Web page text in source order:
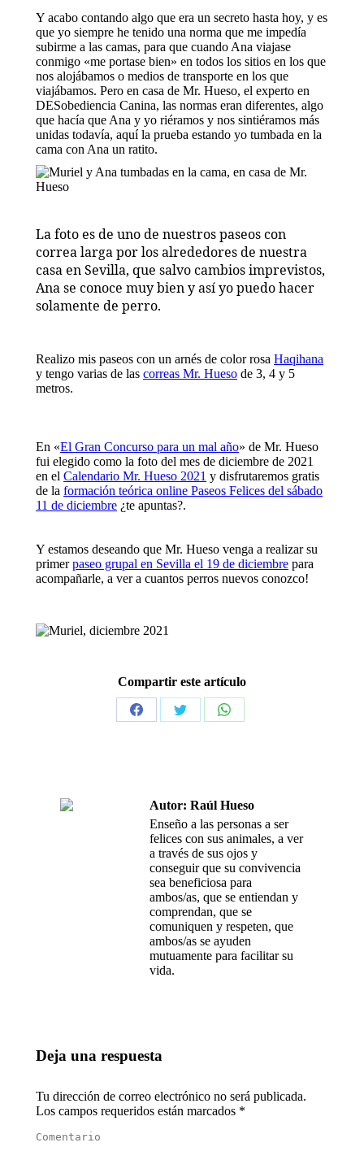
Y acabo contando algo que era un secreto hasta hoy, y es
que yo siempre he tenido una norma que me impedía
subirme a las camas, para que cuando Ana viajase
conmigo «me portase bien» en todos los sitios en los que
nos alojábamos o medios de transporte en los que
viajábamos. Pero en casa de Mr. Hueso, el experto en
DESobediencia Canina, las normas eran diferentes, algo
que hacía que Ana y yo riéramos y nos sintiéramos más
unidas todavía, aquí la prueba estando yo tumbada en la
cama con Ana un ratito.
La foto es de uno de nuestros paseos con
correa larga por los alrededores de nuestra
casa en Sevilla, que salvo cambios imprevistos,
Ana se conoce muy bien y así yo puedo hacer
solamente de perro.
Realizo mis paseos con un arnés de color rosa Haqihana
y tengo varias de las correas Mr. Hueso de 3, 4 y 5
metros.
En «El Gran Concurso para un mal año» de Mr. Hueso
fui elegido como la foto del mes de diciembre de 2021
en el Calendario Mr. Hueso 2021 y disfrutaremos gratis
de la formación teórica online Paseos Felices del sábado
11 de diciembre ¿te apuntas?.
Y estamos deseando que Mr. Hueso venga a realizar su
primerpaseo grupal en Sevilla el 19 de diciembre para
acompañarle, a ver a cuantos perros nuevos conozco!
Compartir este artículo
Share
Share
Share
Autor: Raúl Hueso
Enseño a las personas a ser
felices con sus animales, a ver
a través de sus ojos y
conseguir que su convivencia
sea beneficiosa para
ambos/as, que se entiendan y
comprendan, que se
comuniquen y respeten, que
ambos/as se ayuden
mutuamente para facilitar su
vida.
Deja una respuesta
Tu dirección de correo electrónico no será publicada.
Los campos requeridos están marcados *
Comentario